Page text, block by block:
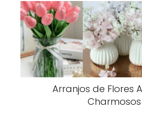
Arranjos de Flores
Charmosos